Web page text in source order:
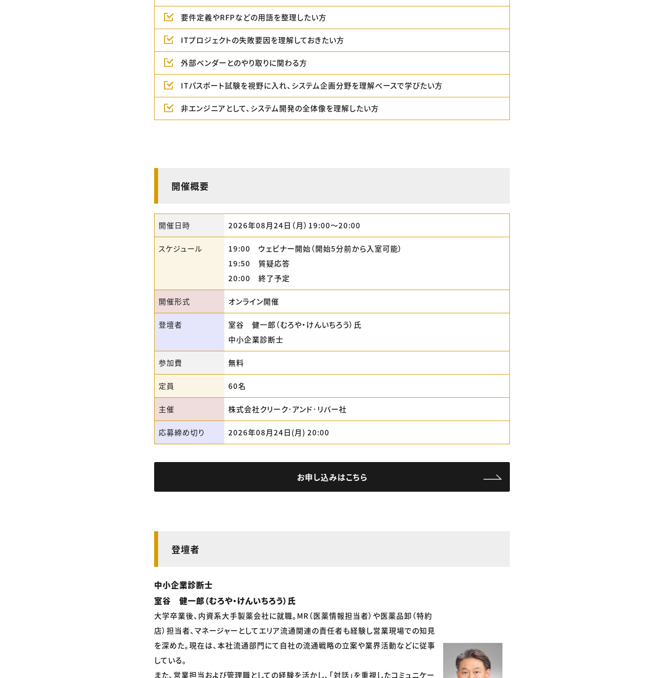
要件定義やRFPなどの用語を整理したい方
ITプロジェクトの失敗要因を理解しておきたい方
外部ベンダーとのやり取りに関わる方
ITパスポート試験を視野に入れ、システム企画分野を理解ベースで学びたい方
非エンジニアとして、システム開発の全体像を理解したい方
開催概要
開催日時 2026年08月24日（月）19:00〜20:00
スケジュール
19:00 ウェビナー開始（開始5分前から入室可能）
19:50 質疑応答
20:00 終了予定
開催形式 オンライン開催
登壇者
室谷 健一郎（むろや・けんいちろう）氏
中小企業診断士
参加費 無料
定員 60名
主催 株式会社クリーク･アンド･リバー社
応募締め切り 2026年08月24日(月) 20:00
お申し込みはこちら
登壇者
中小企業診断士
室谷 健一郎（むろや・けんいちろう）氏
大学卒業後、内資系大手製薬会社に就職。MR（医薬情報担当者）や医薬品卸（特約
店）担当者、マネージャーとしてエリア流通関連の責任者も経験し営業現場での知見
を深めた。現在は、本社流通部門にて自社の流通戦略の立案や業界活動などに従事
している。
また、営業担当および管理職としての経験を活かし、「対話」を重視したコミュニケー